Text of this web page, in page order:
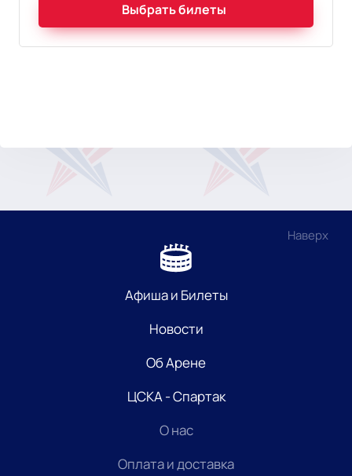
Выбрать билеты
Наверх
Афиша и Билеты
Новости
Об Арене
ЦСКА - Спартак
О нас
Оплата и доставка